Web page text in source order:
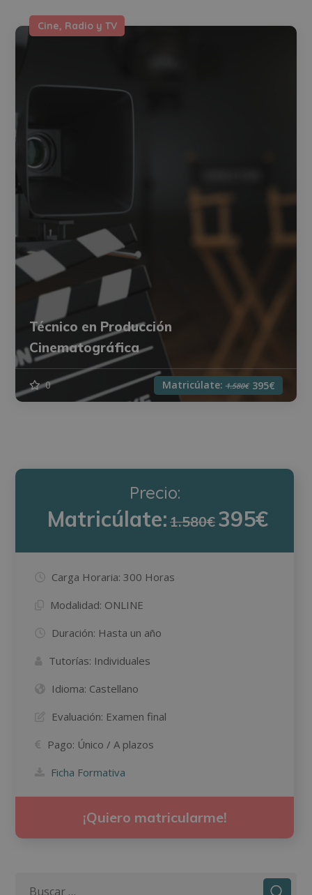
Cine, Radio y TV
Técnico en Producción
Cinematográfica
0 Matricúlate:1.580€ 395€
Precio:
Matricúlate:1.580€ 395€
Carga Horaria: 300 Horas
Modalidad: ONLINE
Duración: Hasta un año
Tutorías: Individuales
Idioma: Castellano
Evaluación: Examen final
Pago: Único / A plazos
Ficha Formativa
¡Quiero matricularme!